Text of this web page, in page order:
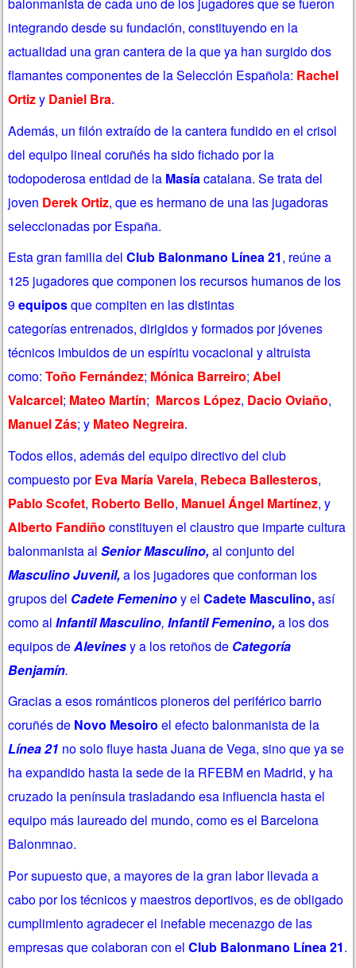
integrando desde su fundación, constituyendo en la
actualidad una gran cantera de la que ya han surgido dos
flamantes componentes de la Selección Española: Rachel
Ortizy Daniel Bra.
Además, un filón extraído de la cantera fundido en el crisol
del equipo lineal coruñés ha sido fichado porla
todopoderosa entidad de la Masíacatalana. Se trata del
joven Derek Ortiz,que es hermano de una las jugadoras
seleccionadas por España.
Esta gran familia delClub Balonmano Línea 21, reúne a
125 jugadores que componen los recursos humanos de los
9equiposque compiten en las distintas
categoríasentrenados, dirigidos y formados por jóvenes
técnicos imbuidos de un espíritu vocacional y altruista
como:Toño Fernández; Mónica Barreiro;Abel
Valcarcel; Mateo Martín; Marcos López, Dacio Oviaño,
Manuel Zás; y Mateo Negreira.
Todos ellos, además delequipo directivodel club
compuesto porEva María Varela, Rebeca Ballesteros,
Pablo Scofet, Roberto Bello, Manuel Ángel Martínez, y
Alberto Fandiño constituyen el claustro que imparte cultura
balonmanista al Senior Masculino,al conjunto del
Masculino Juvenil,a los jugadores que conforman los
grupos del Cadete Femeninoy elCadete Masculino,así
como alInfantil Masculino, Infantil Femenino,a los dos
equipos deAlevinesy a los retoños de Categoría
Benjamín.
Gracias a esos románticos pioneros del periférico barrio
coruñés de Novo Mesoiro el efecto balonmanista de la
Línea 21 no solo fluye hasta Juana de Vega, sino que ya se
ha expandido hasta la sede de la RFEBM en Madrid, y ha
cruzado la península trasladando esa influencia hasta el
equipo más laureado del mundo, como es el Barcelona
Balonmnao.
Por supuesto que, a mayores de la gran labor llevada a
cabo por los técnicos y maestros deportivos, es de obligado
cumplimiento agradecer el inefable mecenazgo de las
empresas que colaboran con elClub Balonmano Línea 21.